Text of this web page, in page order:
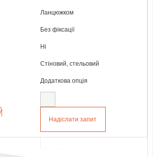
Ланцюжком
Без фіксації
Ні
Стіновий, стельовий
Додаткова опція
Надіслати запит